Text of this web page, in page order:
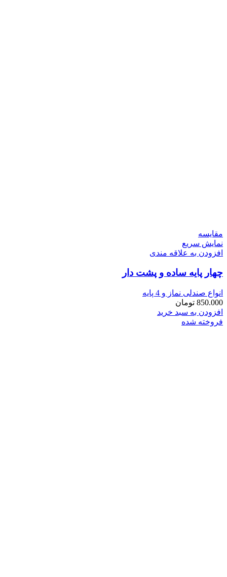
مقايسه
نمایش سریع
افزودن به علاقه مندی
چهار پايه ساده و پشت دار
انواع صندلی نماز و 4 پایه
850.000 تومان
افزودن به سبد خرید
فروخته شده